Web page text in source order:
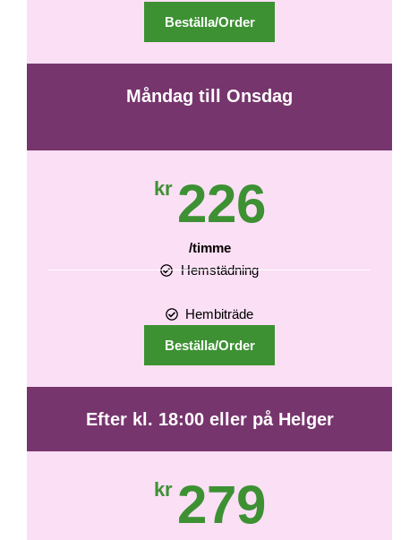
Beställa/Order
Måndag till Onsdag
kr 226
/timme
Hemstädning
Hembiträde
Beställa/Order
Efter kl. 18:00 eller på Helger
kr 279